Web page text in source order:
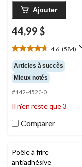
Ajouter
44,99 $
4.6 (584)
4.6
étoile(s)
sur
5.
584
Articles à succès
Mieux notés
#142-4520-0
Il n’en reste que 3
Comparer
Poêle à frire
antiadhésive